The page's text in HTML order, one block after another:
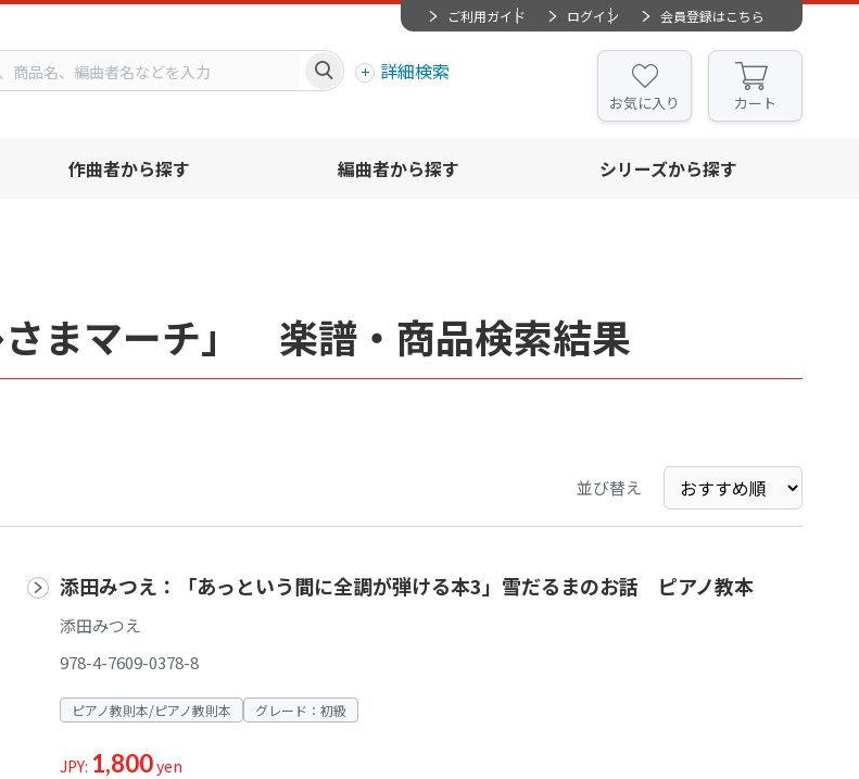
ご利用ガイド ログイン 会員登録はこちら
詳細検索
お気に入り カート
作曲者から探す 編曲者から探す シリーズから探す
まマーチ」 楽譜・商品検索結果
並び替え
添田みつえ：「あっという間に全調が弾ける本3」雪だるまのお話 ピアノ教本
添田みつえ
978-4-7609-0378-8
ピアノ教則本/ピアノ教則本 グレード：初級
JPY: 1,800yen